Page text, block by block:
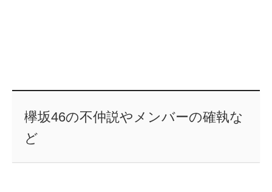
欅坂46の不仲説やメンバーの確執な
ど